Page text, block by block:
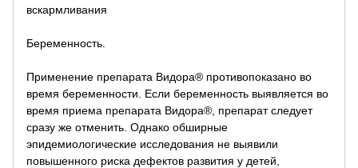
вскармливания
Беременность.
Применение препарата Видора® противопоказано во
время беременности. Если беременность выявляется во
время приема препарата Видора®, препарат следует
сразу же отменить. Однако обширные
эпидемиологические исследования не выявили
повышенного риска дефектов развития у детей,